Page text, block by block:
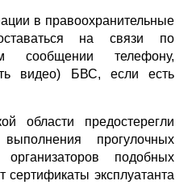
в правоохранительные
на связи по
сообщении телефону,
видео) БВС, если есть
предостерегли
прогулочных
подобных
сертификаты эксплуатанта